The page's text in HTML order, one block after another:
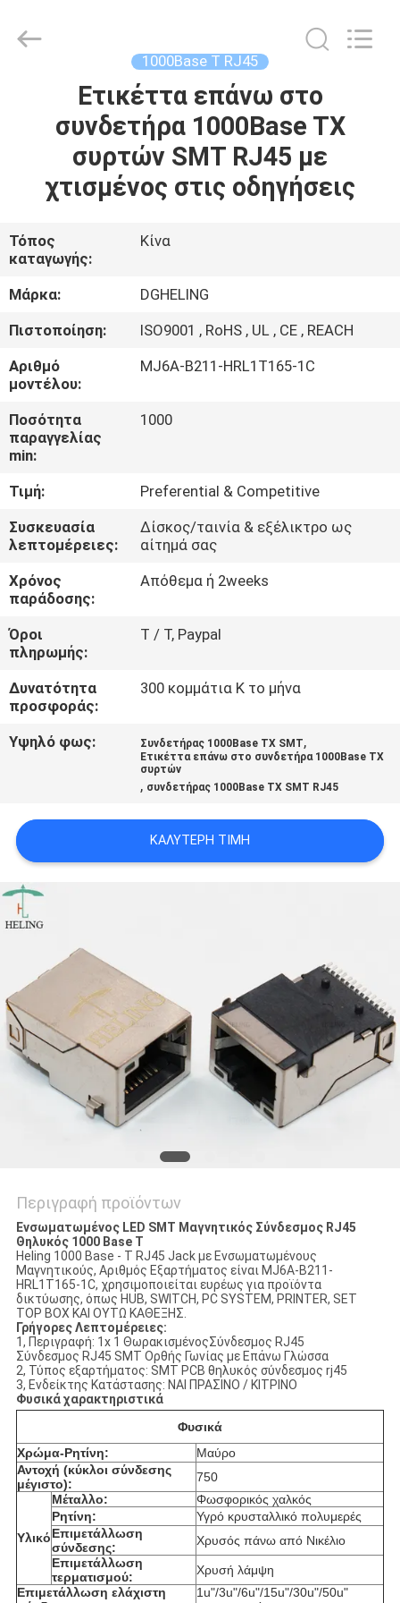
ΠΡΟΪΌΝΤΑ
ΠΕΡΊΠΟΥ
ΕΜΕΊΣ
ΓΎΡΟΣ
ΕΡΓΟΣΤΑΣΊΩΝ
ΠΟΙΟΤΙΚΌΣ
ΈΛΕΓΧΟΣ
ΕΛΆΤΕ
ΣΕ
ΕΠΑΦΉ
ΜΕ
ΖΗΤΉΣΤΕ
ΈΝΑ
ΑΠΌΣΠΑΣΜΑ
ΠΟΛΙΤΙΚΉ
ΑΠΟΡΡΉΤΟΥ
Rights
1000Base Τ RJ45
Ετικέττα επάνω στο
συνδετήρα 1000Base TX
συρτών SMT RJ45 με
χτισμένος στις οδηγήσεις
Τόπος
καταγωγής:
Κίνα
Μάρκα:
DGHELING
Πιστοποίηση:
ISO9001 , RoHS , UL , CE , REACH
Αριθμό
μοντέλου:
MJ6A-B211-HRL1T165-1C
Ποσότητα
παραγγελίας
min:
1000
Τιμή:
Preferential & Competitive
Συσκευασία
λεπτομέρειες:
Δίσκος/ταινία & εξέλικτρο ως
αίτημά σας
Χρόνος
παράδοσης:
Απόθεμα ή 2weeks
Όροι
πληρωμής:
T / Τ, Paypal
Δυνατότητα
προσφοράς:
300 κομμάτια Κ το μήνα
Υψηλό φως: Συνδετήρας 1000Base TX SMT,
Ετικέττα επάνω στο συνδετήρα 1000Base TX
συρτών
, συνδετήρας 1000Base TX SMT RJ45
ΚΑΛΎΤΕΡΗ ΤΙΜΉ
Περιγραφή προϊόντων
Ενσωματωμένος LED SMT Μαγνητικός Σύνδεσμος RJ45
Θηλυκός 1000 Base T
Heling 1000 Base - T RJ45 Jack με Ενσωματωμένους
Μαγνητικούς, Αριθμός Εξαρτήματος είναι MJ6A-B211-
HRL1T165-1C, χρησιμοποιείται ευρέως για προϊόντα
δικτύωσης, όπως HUB, SWITCH, PC SYSTEM, PRINTER, SET
TOP BOX ΚΑΙ ΟΥΤΩ ΚΑΘΕΞΗΣ.
Γρήγορες Λεπτομέρειες:
1, Περιγραφή: 1x 1 ΘωρακισμένοςΣύνδεσμος RJ45
Σύνδεσμος RJ45 SMT Ορθής Γωνίας με Επάνω Γλώσσα
2, Τύπος εξαρτήματος: SMT PCB θηλυκός σύνδεσμος rj45
3, Ενδείκτης Κατάστασης: ΝΑΙ ΠΡΑΣΙΝΟ / ΚΙΤΡΙΝΟ
Φυσικά χαρακτηριστικά
Φυσικά
Χρώμα-Ρητίνη:
Μαύρο
Αντοχή (κύκλοι σύνδεσης
μέγιστο):
750
Υλικό
Μέταλλο:
Φωσφορικός χαλκός
Ρητίνη:
Υγρό κρυσταλλικό πολυμερές
Επιμετάλλωση
σύνδεσης:
Χρυσός πάνω από Νικέλιο
Επιμετάλλωση
τερματισμού:
Χρυσή λάμψη
Επιμετάλλωση ελάχιστη
1u"/3u"/6u"/15u"/30u"/50u"